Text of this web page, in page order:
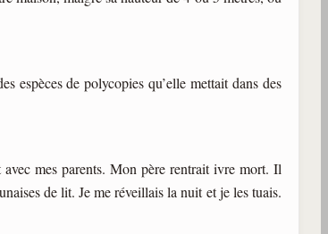
espèces de polycopies qu’elle mettait dans des
avec mes parents. Mon père rentrait ivre mort. Il
de lit. Je me réveillais la nuit et je les tuais.